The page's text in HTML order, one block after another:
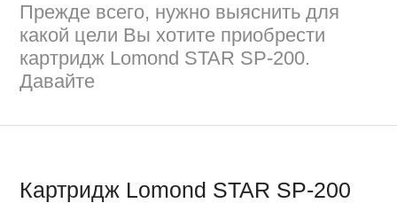
Прежде всего, нужно выяснить для
какой цели Вы хотите приобрести
картридж Lomond STAR SP-200.
Давайте
Картридж Lomond STAR SP-200